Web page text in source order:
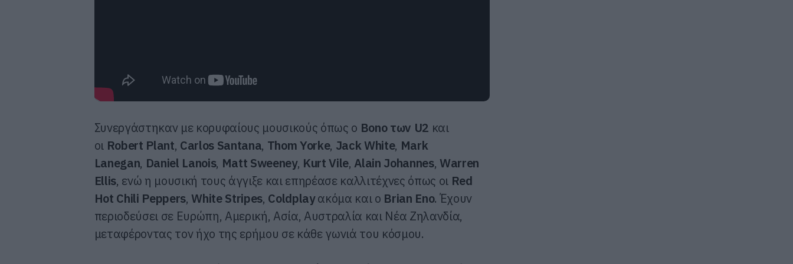
Συνεργάστηκαν με κορυφαίους μουσικούς όπως o Bono των U2 και
οι Robert Plant, Carlos Santana, Thom Yorke, Jack White, Mark
Lanegan, Daniel Lanois, Matt Sweeney, Kurt Vile, Alain Johannes, Warren
Ellis, ενώ η μουσική τους άγγιξε και επηρέασε καλλιτέχνες όπως οι Red
Hot Chili Peppers, White Stripes, Coldplayακόμα και ο Brian Eno. Έχουν
περιοδεύσει σε Ευρώπη, Αμερική, Ασία, Αυστραλία και Νέα Ζηλανδία,
μεταφέροντας τον ήχο της ερήμου σε κάθε γωνιά του κόσμου.